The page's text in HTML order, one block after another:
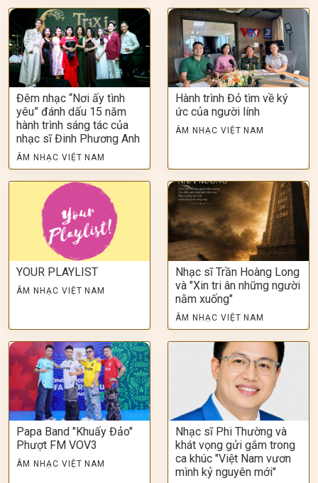
Đêm nhạc “Nơi ấy tình
yêu” đánh dấu 15 năm
hành trình sáng tác của
nhạc sĩ Đinh Phương Anh
ÂM NHẠC VIỆT NAM
Hành trình Đỏ tìm về ký
ức của người lính
ÂM NHẠC VIỆT NAM
YOUR PLAYLIST
ÂM NHẠC VIỆT NAM
Nhạc sĩ Trần Hoàng Long
và "Xin tri ân những người
nằm xuống"
ÂM NHẠC VIỆT NAM
Papa Band "Khuấy Đảo"
Phượt FM VOV3
ÂM NHẠC VIỆT NAM
Nhạc sĩ Phi Thường và
khát vọng gửi gắm trong
ca khúc "Việt Nam vươn
mình kỷ nguyên mới"